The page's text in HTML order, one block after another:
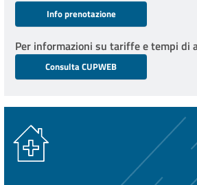
Info prenotazione
Per informazioni su tariffe e tempi di
Consulta CUPWEB